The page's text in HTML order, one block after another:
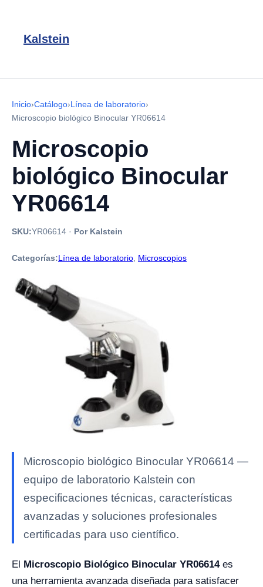
Kalstein
Inicio›Catálogo›Línea de laboratorio›
Microscopio biológico Binocular YR06614
Microscopio
biológico Binocular
YR06614
SKU:YR06614 · Por Kalstein
Categorías:Línea de laboratorio Microscopios
Microscopio biológico Binocular YR06614 —
equipo de laboratorio Kalstein con
especificaciones técnicas, características
avanzadas y soluciones profesionales
certificadas para uso científico.
El Microscopio Biológico Binocular YR06614es
una herramienta avanzada diseñada para satisfacer